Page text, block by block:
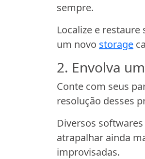
sempre.
Localize e
um novo storage
2. Envolva
Conte com seus
resolução desses
Diversos
atrapalhar ainda
improvisadas.